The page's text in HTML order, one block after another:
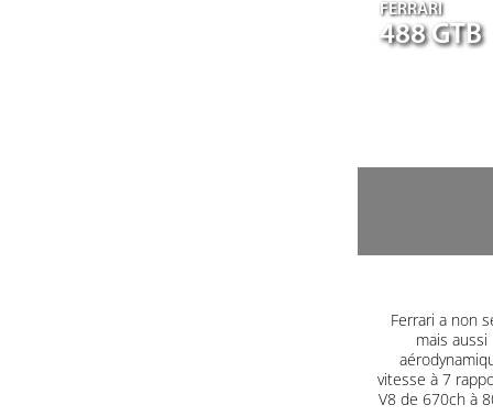
FERRARI
488 GTB
Ferrari a non
mais
vitesse à 7
V8 de 670ch à